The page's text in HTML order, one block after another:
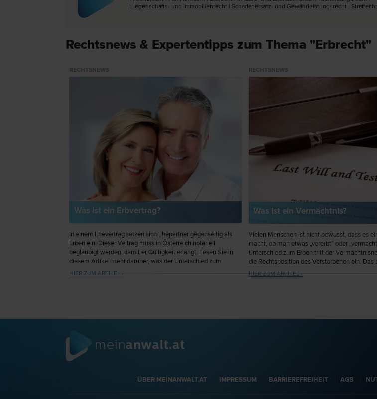
Liegenschafts- und Immobilien­recht | Schadenersatz- und Gewährleistungs­recht | Straf­recht
Rechtsnews & Expertentipps zum Thema "Erbrecht"
Was ist ein Erbvertrag?
In einem Ehevertrag setzen sich Ehepartner gegenseitig als
Erben ein. Dieser Vertrag muss in Österreich notariell
beglaubigt werden, damit er Gültigkeit erlangt. Lesen Sie in
diesem Artikel mehr darüber, was der Unterschied zum
Testament ist und was nach einer Scheidung damit passiert.
HIER ZUM ARTIKEL ›
Was ist ein Vermächtnis?
Vielen Menschen ist nicht bewusst, dass es
macht, ob man etwas „vererbt“ oder
Unterschied zum Erben tritt der
die Rechtsposition des Verstorbenen ein. Das
er etwa auch keine Schulden des
muss.
HIER ZUM ARTIKEL ›
ÜBER MEINANWALT.AT IMPRESSUM BARRIEREFREIHEIT AGB